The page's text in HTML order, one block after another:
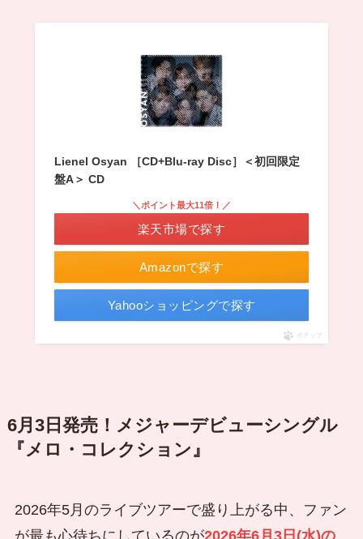
Lienel Osyan ［CD+Blu-ray Disc］＜初回限定
盤A＞ CD
Amazonで探す
＼ポイント最大11倍！／
楽天市場で探す
Yahooショッピングで探す
ポチップ
6月3日発売！メジャーデビューシングル
『メロ・コレクション』
2026年5月のライブツアーで盛り上がる中、ファン
が最も心待ちにしているのが2026年6月3日(水)の